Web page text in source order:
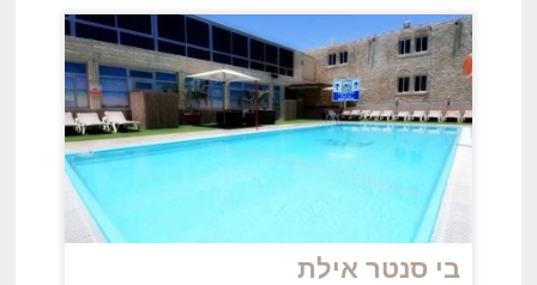
בי סנטר אילת